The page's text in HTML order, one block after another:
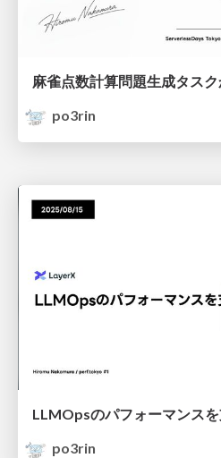
po3rin
po3rin